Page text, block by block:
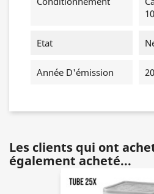
10
Etat
Année D'émission
Les clients qui ont
également acheté...